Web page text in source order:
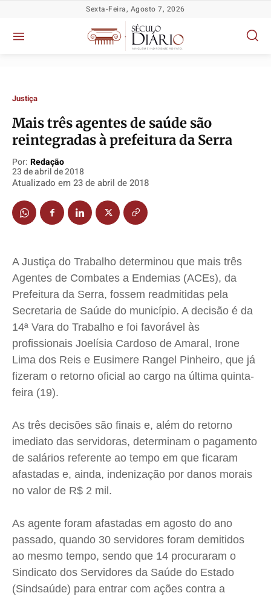
Política
TV Século
Educação
Saúde
Cidades
Cultura
Colunas
Caetano Roque
Gustavo Bastos
Publicidade Legal
Anuncie
Quem Somos
Expediente
Anuncie
Política
TV Século
Educação
Saúde
Cidades
Cultura
Colunas
Caetano Roque
Gustavo Bastos
Publicidade Legal
Anuncie
Quem Somos
Expediente
Anuncie
Política
TV Século
Educação
Saúde
Cidades
Cultura
Colunas
Caetano Roque
Gustavo Bastos
Publicidade Legal
Anuncie
Quem Somos
Expediente
Anuncie
Política
TV Século
Educação
Saúde
Cidades
Cultura
Colunas
Caetano Roque
Gustavo Bastos
Publicidade Legal
Anuncie
Quem Somos
Expediente
Anuncie
Sexta-Feira, Agosto 7, 2026
Justiça
Mais três agentes de saúde são
reintegradas à prefeitura da Serra
Por: Redação
23 de abril de 2018
Atualizado em 23 de abril de 2018
A Justiça do Trabalho determinou que mais três
Agentes de Combates a Endemias (ACEs), da
Prefeitura da Serra, fossem readmitidas pela
Secretaria de Saúde do município. A decisão é da
14ª Vara do Trabalho e foi favorável às
profissionais Joelísia Cardoso de Amaral, Irone
Lima dos Reis e Eusimere Rangel Pinheiro, que já
fizeram o retorno oficial ao cargo na última quinta-
feira (19).
As três decisões são finais e, além do retorno
imediato das servidoras, determinam o pagamento
de salários referente ao tempo em que ficaram
afastadas e, ainda, indenização por danos morais
no valor de R$ 2 mil.
As agente foram afastadas em agosto do ano
passado, quando 30 servidores foram demitidos
ao mesmo tempo, sendo que 14 procuraram o
Sindicato dos Servidores da Saúde do Estado
(Sindsaúde) para entrar com ações contra a